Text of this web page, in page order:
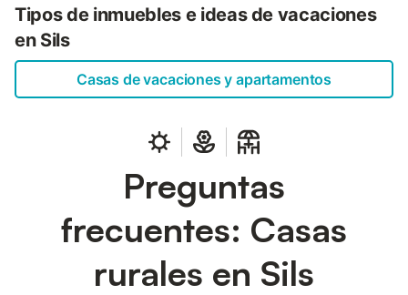
Tipos de inmuebles e ideas de vacaciones
en Sils
Casas de vacaciones y apartamentos
Preguntas
frecuentes: Casas
rurales en Sils